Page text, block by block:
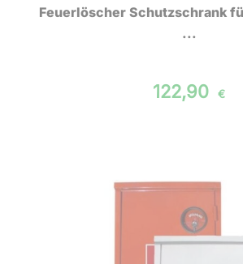
Feuerlöscher Schutzschrank
...
122,90 €